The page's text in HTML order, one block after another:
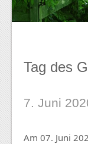
Tag des
7. Juni
Am 07. Juni